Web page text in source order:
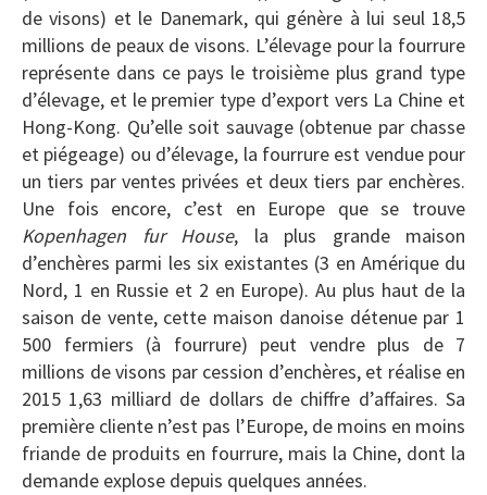
de visons) et le Danemark, qui génère à lui seul 18,5
millions de peaux de visons. L’élevage pour la fourrure
représente dans ce pays le troisième plus grand type
d’élevage, et le premier type d’export vers La Chine et
Hong-Kong. Qu’elle soit sauvage (obtenue par chasse
et piégeage) ou d’élevage, la fourrure est vendue pour
un tiers par ventes privées et deux tiers par enchères.
Une fois encore, c’est en Europe que se trouve
Kopenhagen fur House, la plus grande maison
d’enchères parmi les six existantes (3 en Amérique du
Nord, 1 en Russie et 2 en Europe). Au plus haut de la
saison de vente, cette maison danoise détenue par 1
500 fermiers (à fourrure) peut vendre plus de 7
millions de visons par cession d’enchères, et réalise en
2015 1,63 milliard de dollars de chiffre d’affaires. Sa
première cliente n’est pas l’Europe, de moins en moins
friande de produits en fourrure, mais la Chine, dont la
demande explose depuis quelques années.